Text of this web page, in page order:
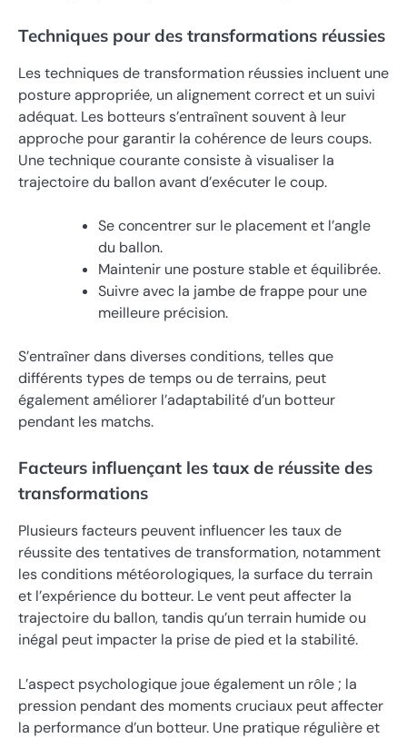
Techniques pour des transformations réussies
Les techniques de transformation réussies incluent une
posture appropriée, un alignement correct et un suivi
adéquat. Les botteurs s’entraînent souvent à leur
approche pour garantir la cohérence de leurs coups.
Une technique courante consiste à visualiser la
trajectoire du ballon avant d’exécuter le coup.
Se concentrer sur le placement et l’angle
du ballon.
Maintenir une posture stable et équilibrée.
Suivre avec la jambe de frappe pour une
meilleure précision.
S’entraîner dans diverses conditions, telles que
différents types de temps ou de terrains, peut
également améliorer l’adaptabilité d’un botteur
pendant les matchs.
Facteurs influençant les taux de réussite des
transformations
Plusieurs facteurs peuvent influencer les taux de
réussite des tentatives de transformation, notamment
les conditions météorologiques, la surface du terrain
et l’expérience du botteur. Le vent peut affecter la
trajectoire du ballon, tandis qu’un terrain humide ou
inégal peut impacter la prise de pied et la stabilité.
L’aspect psychologique joue également un rôle ; la
pression pendant des moments cruciaux peut affecter
la performance d’un botteur. Une pratique régulière et